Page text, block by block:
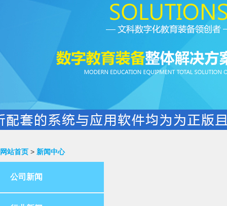
网站首页 > 新闻中心
公司新闻